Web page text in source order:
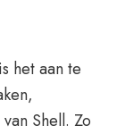
het aan te
Shell. Zo